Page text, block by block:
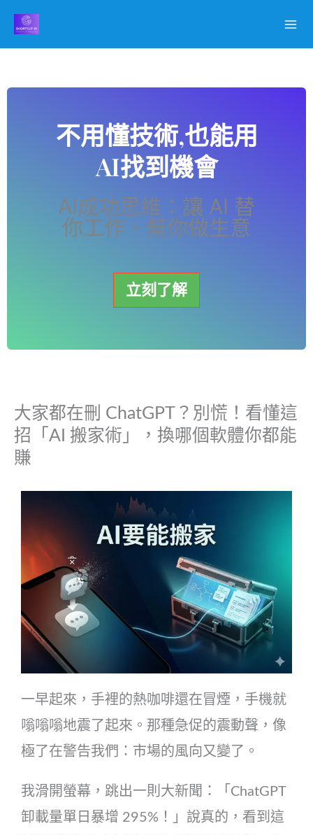
主
不用懂技術,也能用
AI找到機會
AI成功思維：讓 AI 替
你工作、幫你做生意
立刻了解
大家都在刪 ChatGPT？別慌！看懂這
招「AI 搬家術」，換哪個軟體你都能
賺
一早起來，手裡的熱咖啡還在冒煙，手機就
嗡嗡嗡地震了起來。那種急促的震動聲，像
極了在警告我們：市場的風向又變了。
我滑開螢幕，跳出一則大新聞：「ChatGPT
卸載量單日暴增 295%！」說真的，看到這